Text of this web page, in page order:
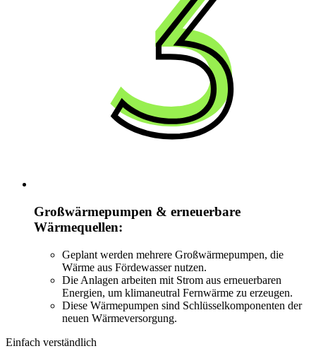
Großwärmepumpen & erneuerbare
Wärmequellen:
Geplant werden mehrere Großwärmepumpen, die
Wärme aus Fördewasser nutzen.
Die Anlagen arbeiten mit Strom aus erneuerbaren
Energien, um klimaneutral Fernwärme zu erzeugen.
Diese Wärmepumpen sind Schlüsselkomponenten der
neuen Wärmeversorgung.
Einfach verständlich